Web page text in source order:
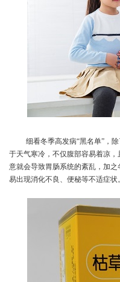
细看冬季高发病“黑名单”，
于天气寒冷，不仅腹部容易着凉
意就会导致胃肠系统的紊乱，加
易出现消化不良、便秘等不适症状。